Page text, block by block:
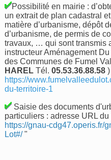
Possibilité en mairie :
un extrait de plan cadastral
matière d’urbanisme, dépôt
d’urbanisme, de permis de
travaux, … qui sont transmis
instructeur Aménagement
des Communes de Fumel
HARELTél.05.53.36.88.58)
https://
du-territoire-1
Saisie des documents
particuliers : adresse URL
https://gnau-cdg47.operis.fr/
Lot#/"